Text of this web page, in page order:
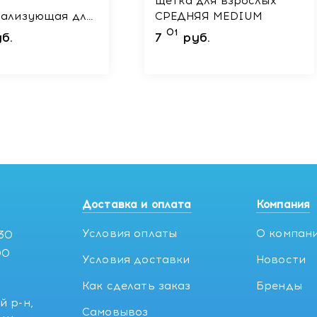
для
50 мл
СРЕДНЯЯ MEDIUM
7 01 руб.
р-н,
Доставка и оплата
Условия оплаты
Условия доставки
Как сделать заказ
Самовывоз
Компания
О
Новости
Бренды